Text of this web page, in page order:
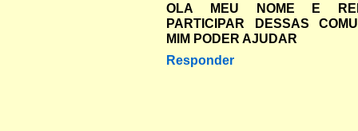
OLA MEU NOME E
PARTICIPAR DESSAS
MIM PODER AJUDAR
Responder